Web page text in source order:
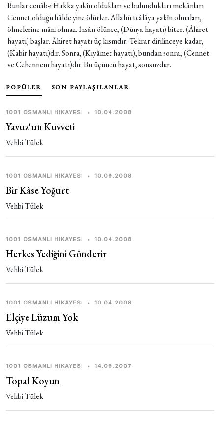
Bunlar cenâb-ı Hakka yakîn oldukları ve bulundukları mekânları
Cennet olduğu hâlde yine ölürler. Allahü teâlâya yakîn olmaları,
ölmelerine mâni olmaz. İnsân ölünce, (Dünya hayatı) biter. (Âhiret
hayatı) başlar. Âhiret hayatı üç kısmdır: Tekrar dirilinceye kadar,
(Kabir hayatı)dır. Sonra, (Kıyâmet hayatı), bundan sonra, (Cennet
ve Cehennem hayatı)dır. Bu üçüncü hayat, sonsuzdur.
POPÜLER SON PAYLAŞILANLAR
1001 OSMANLI HIKAYESI • 10.04.2008
Yavuz'un Kuvveti
Vehbi Tülek
1001 OSMANLI HIKAYESI • 10.09.2008
Bir Kâse Yoğurt
Vehbi Tülek
1001 OSMANLI HIKAYESI • 10.04.2008
Herkes Yediğini Gönderir
Vehbi Tülek
1001 OSMANLI HIKAYESI • 10.04.2008
Elçiye Lüzum Yok
Vehbi Tülek
1001 OSMANLI HIKAYESI • 14.09.2007
Topal Koyun
Vehbi Tülek